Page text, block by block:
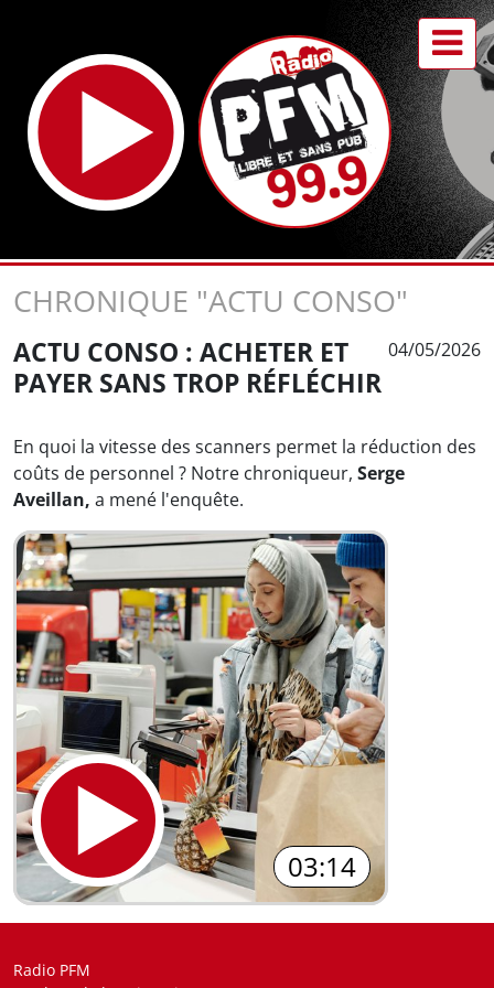
CHRONIQUE "ACTU CONSO"
ACTU CONSO : ACHETER ET
PAYER SANS TROP RÉFLÉCHIR
04/05/2026
En quoi la vitesse des scanners permet la réduction des
coûts de personnel ? Notre chroniqueur, Serge
Aveillan, a mené l'enquête.
03:14
Radio PFM